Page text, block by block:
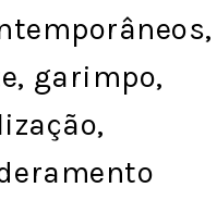
garimpo,